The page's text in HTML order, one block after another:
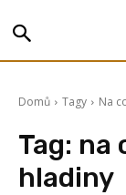
Domů Tagy Na
Tag: na
hladiny